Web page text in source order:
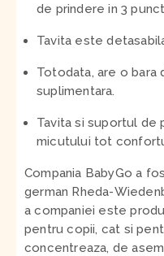
de prindere in 3
Tavita este
Totodata, are o
suplimentara.
Tavita si suportul de
micutului tot
Compania BabyGo a
german Rheda-
a companiei este
pentru copii, cat si
concentreaza, de